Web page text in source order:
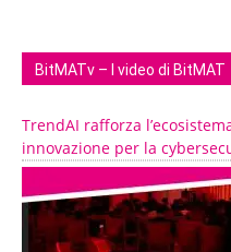
BitMATv – I video di BitMAT
TrendAI rafforza
innovazione per la